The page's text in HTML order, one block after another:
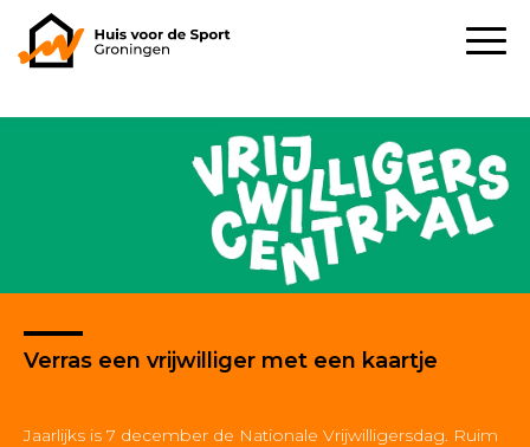
Verras een vrijwilliger met een kaartje
Jaarlijks is 7 december de Nationale Vrijwilligersdag. Ruim